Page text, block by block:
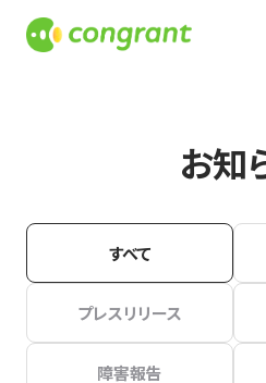
お知
すべて
プレスリリース
障害報告